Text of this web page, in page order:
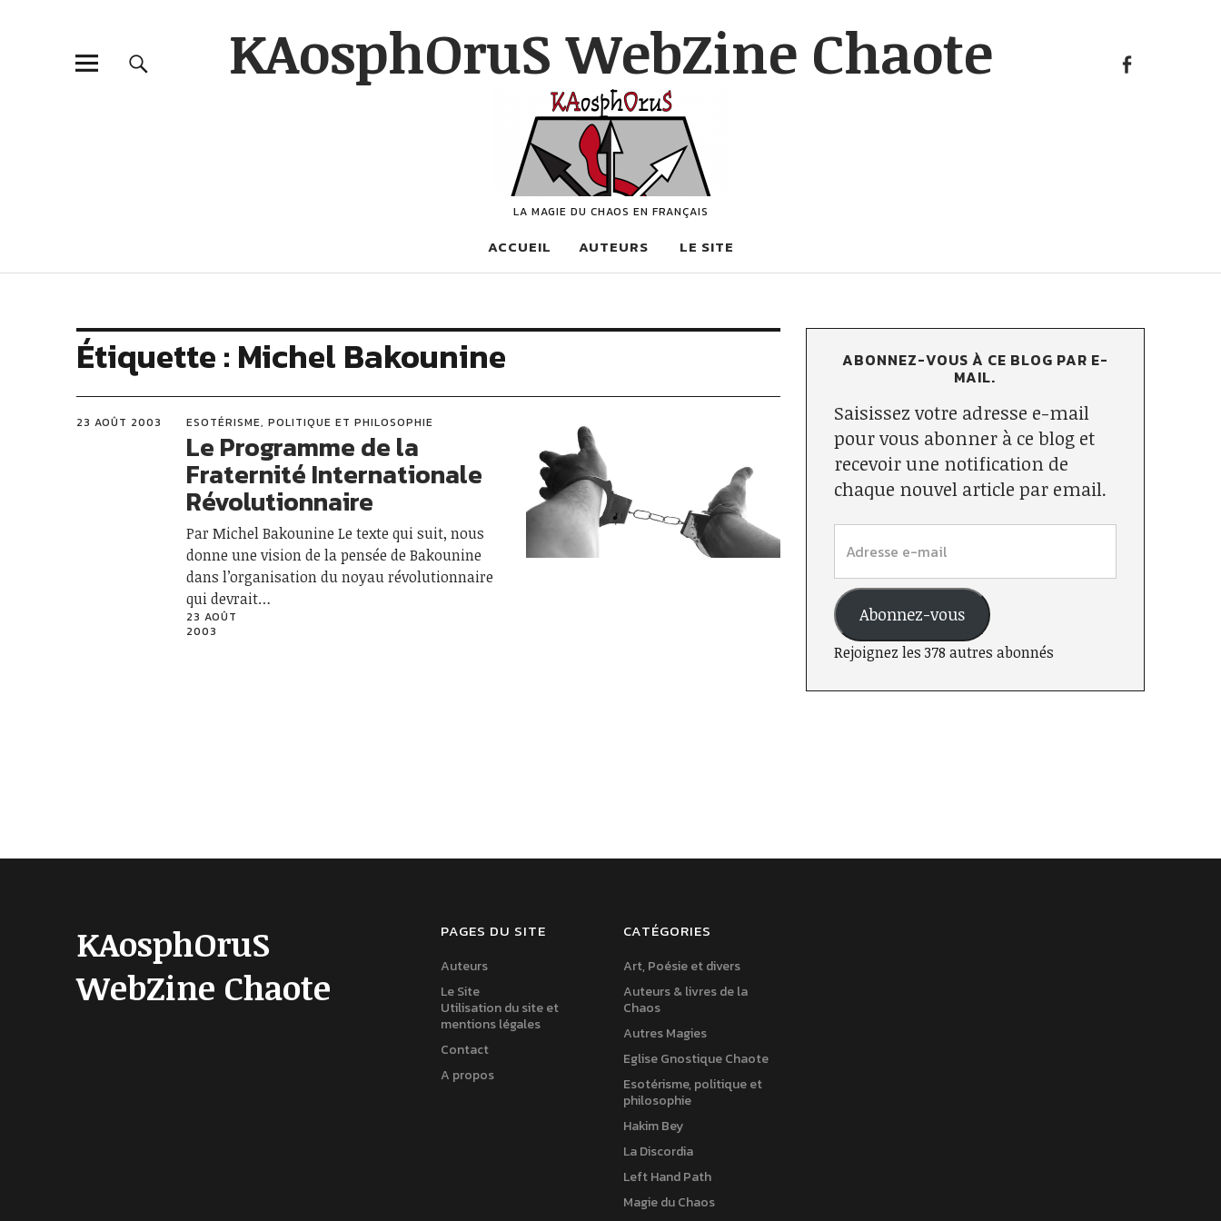
KAosphOruS WebZine Chaote
LA MAGIE DU CHAOS EN FRANÇAIS
ACCUEIL AUTEURS LE SITE
Étiquette : Michel Bakounine
23 AOÛT 2003 ESOTÉRISME, POLITIQUE ET PHILOSOPHIE
Le Programme de la
Fraternité Internationale
Révolutionnaire
Par Michel Bakounine Le texte qui suit, nous
donne une vision de la pensée de Bakounine
dans l’organisation du noyau révolutionnaire
qui devrait…
23 AOÛT
2003
ABONNEZ-VOUS À CE BLOG PAR E-
MAIL.
Saisissez votre adresse e-mail
pour vous abonner à ce blog et
recevoir une notification de
chaque nouvel article par email.
Abonnez-vous
Rejoignez les 378 autres abonnés
KAosphOruS
WebZine Chaote
PAGES DU SITE
Auteurs
Le Site
Utilisation du site et
mentions légales
Contact
A propos
CATÉGORIES
Art, Poésie et divers
Auteurs & livres de la
Chaos
Autres Magies
Eglise Gnostique Chaote
Esotérisme, politique et
philosophie
Hakim Bey
La Discordia
Left Hand Path
Magie du Chaos